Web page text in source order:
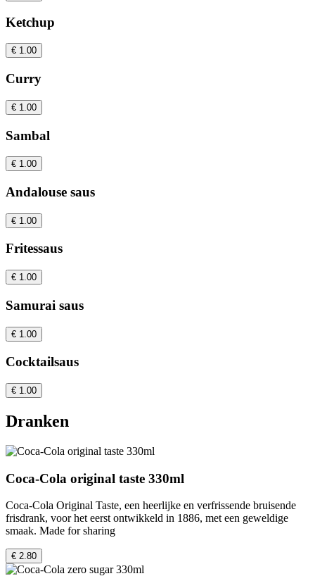
Ketchup
€ 1.00
Curry
€ 1.00
Sambal
€ 1.00
Andalouse saus
€ 1.00
Fritessaus
€ 1.00
Samurai saus
€ 1.00
Cocktailsaus
€ 1.00
Dranken
Coca-Cola original taste 330ml
Coca-Cola Original Taste, een heerlijke en verfrissende bruisende
frisdrank, voor het eerst ontwikkeld in 1886, met een geweldige
smaak. Made for sharing
€ 2.80